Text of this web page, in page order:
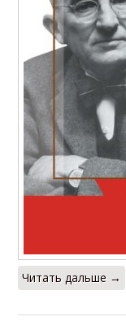
Читать дальше →